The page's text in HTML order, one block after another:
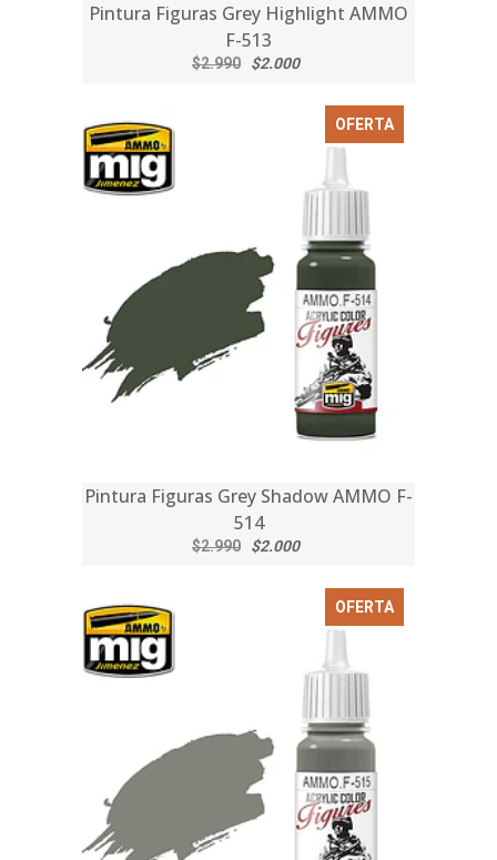
Pintura Figuras Grey Highlight AMMO
F-513
$2.990 $2.000
OFERTA
Pintura Figuras Grey Shadow AMMO F-
514
$2.990 $2.000
OFERTA